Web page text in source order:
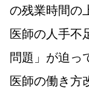
の残業時間の
医師の人手不
問題」が迫っ
医師の働き方